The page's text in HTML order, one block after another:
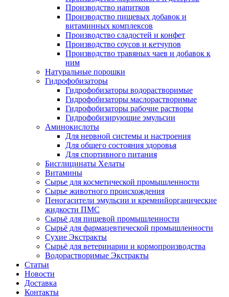
Производство напитков
Производство пищевых добавок и
витаминных комплексов
Производство сладостей и конфет
Производство соусов и кетчупов
Производство травяных чаев и добавок к
ним
Натуральные порошки
Гидрофобизаторы
Гидрофобизаторы водорастворимые
Гидрофобизаторы маслорастворимые
Гидрофобизаторы рабочие растворы
Гидрофобизирующие эмульсии
Аминокислоты
Для нервной системы и настроения
Для общего состояния здоровья
Для спортивного питания
Бисглицинаты Хелаты
Витамины
Сырье для косметической промышленности
Сырье животного происхождения
Пеногасители эмульсии и кремнийорганические
жидкости ПМС
Сырьё для пищевой промышленности
Сырьё для фармацевтической промышленности
Сухие Экстракты
Сырьё для ветеринарии и кормопроизводства
Водорастворимые Экстракты
Статьи
Новости
Доставка
Контакты